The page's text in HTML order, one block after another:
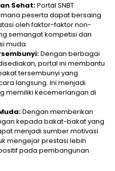
Sehat:Portal SNBT
peserta dapat bersaing
oleh faktor-faktor non-
semangat kompetisi dan
muda.
Dengan berbagai
portal ini membantu
tersembunyi yang
langsung. Ini menjadi
memiliki kecemerlangan di
Dengan memberikan
kepada bakat-bakat yang
menjadi sumber motivasi
mengejar prestasi lebih
pada pembangunan